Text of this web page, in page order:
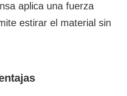
aplica una fuerza
estirar el material sin